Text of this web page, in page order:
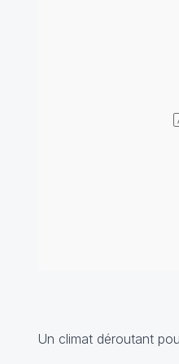
Un climat déroutant